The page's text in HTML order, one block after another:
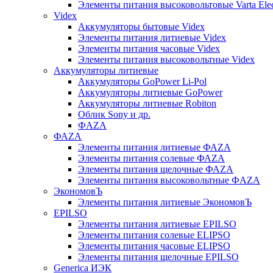
Элементы питания высоковольтовые Varta
Videx
Аккумуляторы бытовые Videx
Элементы питания литиевые Videx
Элементы питания часовые Videx
Элементы питания высоковольтные Videx
Аккумуляторы литиевые
Аккумуляторы GoPower Li-Pol
Аккумуляторы литиевые GoPower
Аккумуляторы литиевые Robiton
Облик Sony и др.
ФAZA
ФАZA
Элементы питания литиевые ФАZА
Элементы питания солевые ФАZА
Элементы питания щелочные ФАZА
Элементы питания высоковольтные ФAZA
ЭкономовЪ
Элементы питания литиевые ЭкономовЪ
EPILSO
Элементы питания литиевые EPILSO
Элементы питания солевые ELIPSO
Элементы питания часовые ELIPSO
Элементы питания щелочные EPILSO
Generica ИЭК